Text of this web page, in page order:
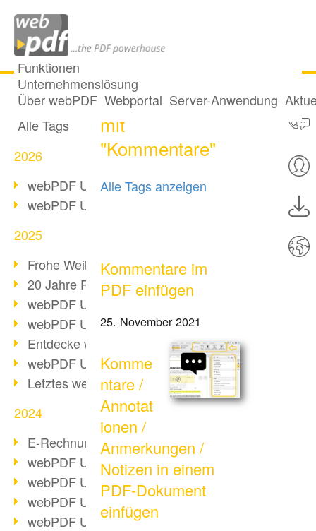
Funktionen
Unternehmenslösung
Über webPDF Webportal Server-Anwendung
Alle Beiträge
Alle Tags
2026
webPDF Update 10.0.5
webPDF Update 10.0.4
2025
Frohe Weihnachten & Auszeit
20 Jahre PDF/A
webPDF Update 10.0.3
webPDF Update 10.0.2
Entdecke webPDF 10
webPDF Update 9.0.0.3655
Letztes webPDF 8 Update
2024
E-Rechnungsstellung ab 2025
webPDF Update 9.0.0.3584
webPDF Update 9.0.0.3479
webPDF Update 9.0.0.3361
webPDF Update 9.0.0.3264
Ein Post getaggt
mit
"Kommentare"
Alle Tags anzeigen
Kommentare im
PDF einfügen
25. November 2021
Komme
ntare /
Annotat
ionen /
Anmerkungen /
Notizen in einem
PDF-Dokument
einfügen